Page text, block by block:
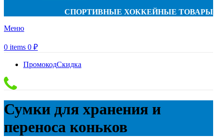
СПОРТИВНЫЕ ХОККЕЙНЫЕ ТОВАРЫ
Меню
0 items 0 ₽
ПромокодСкидка
Сумки для хранения и
переноса коньков